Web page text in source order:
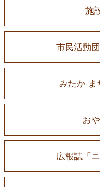
施
市民活動
みたか ま
お
広報誌「